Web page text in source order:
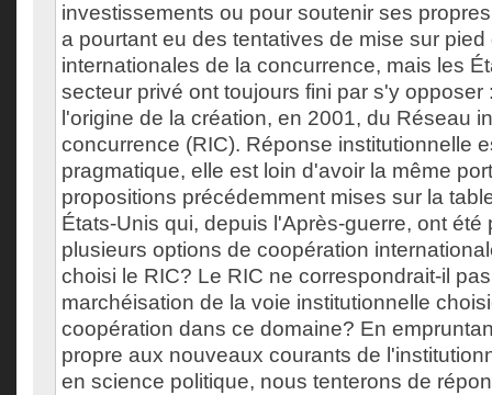
investissements ou pour soutenir ses
a pourtant eu des tentatives de mise sur pied
internationales de la concurrence, mais les
secteur privé ont toujours fini par s'y opposer
l'origine de la création, en 2001, du Réseau
concurrence (RIC). Réponse institutionnelle
pragmatique, elle est loin d'avoir la même
propositions précédemment mises sur la
États-Unis qui, depuis l'Après-guerre, ont été
plusieurs options de coopération
choisi le RIC? Le RIC ne correspondrait-il
marchéisation de la voie institutionnelle
coopération dans ce domaine? En
propre aux nouveaux courants de
en science politique, nous tenterons de